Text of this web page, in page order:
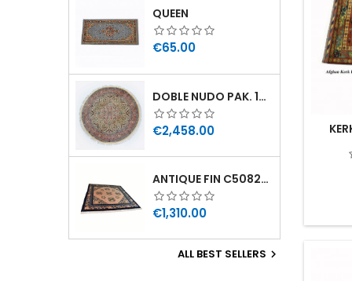
QUEEN
Price
€65.00
DOBLE NUDO PAK. 190X190 11160784190190
Price
€2,458.00
ANTIQUE FIN C5082B211212 211X212
Price
€1,310.00
ALL BEST SELLERS 